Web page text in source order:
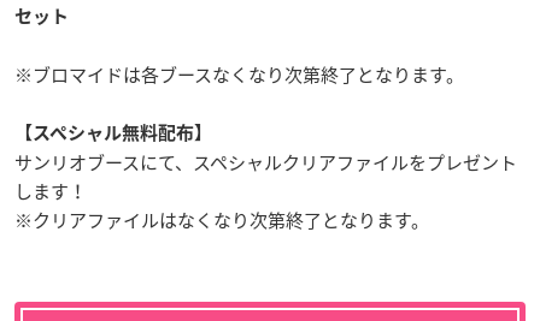
セット
※ブロマイドは各ブースなくなり次第終了となります。
【スペシャル無料配布】
サンリオブースにて、スペシャルクリアファイルをプレゼント
します！
※クリアファイルはなくなり次第終了となります。